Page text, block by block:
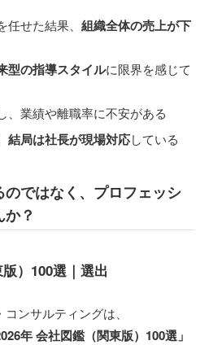
せた結果、 組織全体の売上が下
型の指導スタイルに限界を感じて
、業績や離職率に不安がある
結局は社長が現場対応している
ではなく、プロフェッシ
？
）100選｜選出
ンサルティングは、
年 会社図鑑（関東版）100選」